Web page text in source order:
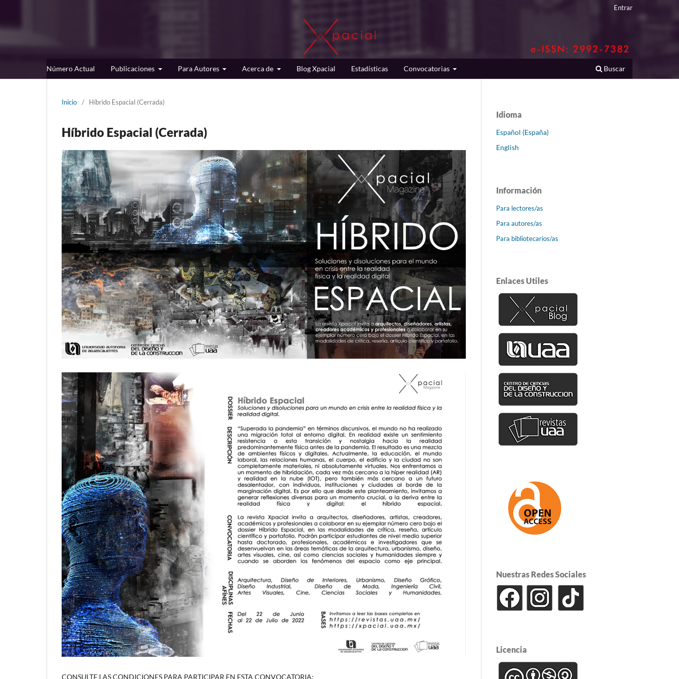
Número Actual Publicaciones Para Autores Acerca de Blog Xpacial Estadísticas Convocatorias Buscar
Entrar
Inicio / Híbrido Espacial (Cerrada)
Híbrido Espacial (Cerrada)
CONSULTE LAS CONDICIONES PARA PARTICIPAR EN ESTA CONVOCATORIA:
Idioma
Español (España)
English
Información
Para lectores/as
Para autores/as
Para bibliotecarios/as
Enlaces Utiles
Nuestras Redes Sociales
Licencia